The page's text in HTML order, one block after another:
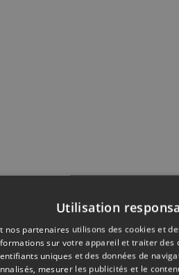
Utilisation
nos partenaires utilisons des cookies et
sur votre appareil et traiter des
uniques et des données de
mesurer les publicités et le